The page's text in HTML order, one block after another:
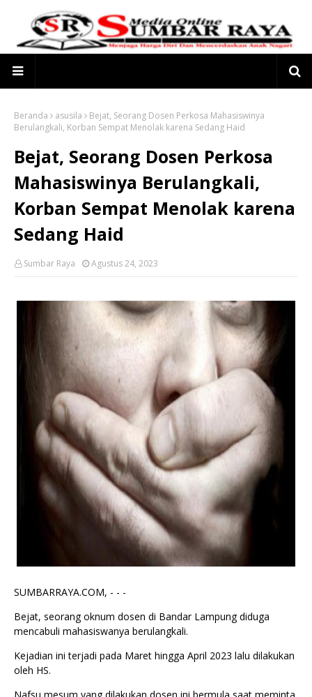
Beranda asusila
Bejat, Seorang Dosen Perkosa Mahasiswinya
Berulangkali, Korban Sempat Menolak karena Sedang Haid
Bejat, Seorang Dosen Perkosa
Mahasiswinya Berulangkali,
Korban Sempat Menolak karena
Sedang Haid
Sumbar Raya Agustus 24, 2023
SUMBARRAYA.COM, - - -
Bejat, seorang oknum dosen di Bandar Lampung diduga
mencabuli mahasiswanya berulangkali.
Kejadian ini terjadi pada Maret hingga April 2023 lalu dilakukan
oleh HS.